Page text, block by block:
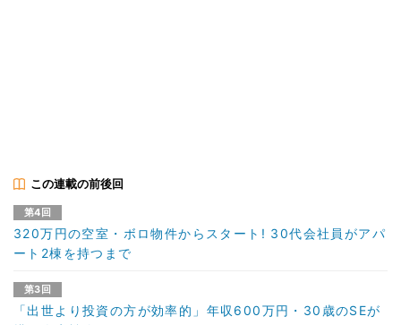
この連載の前後回
第4回
320万円の空室・ボロ物件からスタート! 30代会社員がアパ
ート2棟を持つまで
第3回
「出世より投資の方が効率的」年収600万円・30歳のSEが